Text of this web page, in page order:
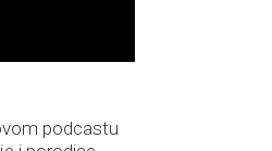
podcastu